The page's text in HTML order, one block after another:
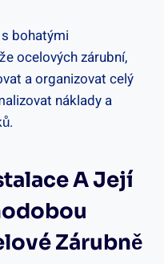
bohatými
ocelových zárubní,
a organizovat celý
náklady a
A Její
Zárubně